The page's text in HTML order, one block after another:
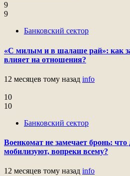
9
9
Банковский сектор
«С милым и в шалаше рай»: как
влияет на отношения?
12 месяцев тому назад info
10
10
Банковский сектор
Военкомат не замечает бронь: что
мобилизуют, вопреки всему?
12 месяцев тому назад info